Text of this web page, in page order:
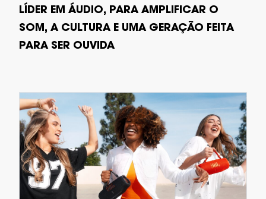
LÍDER EM ÁUDIO, PARA AMPLIFICAR O
SOM, A CULTURA E UMA GERAÇÃO FEITA
PARA SER OUVIDA